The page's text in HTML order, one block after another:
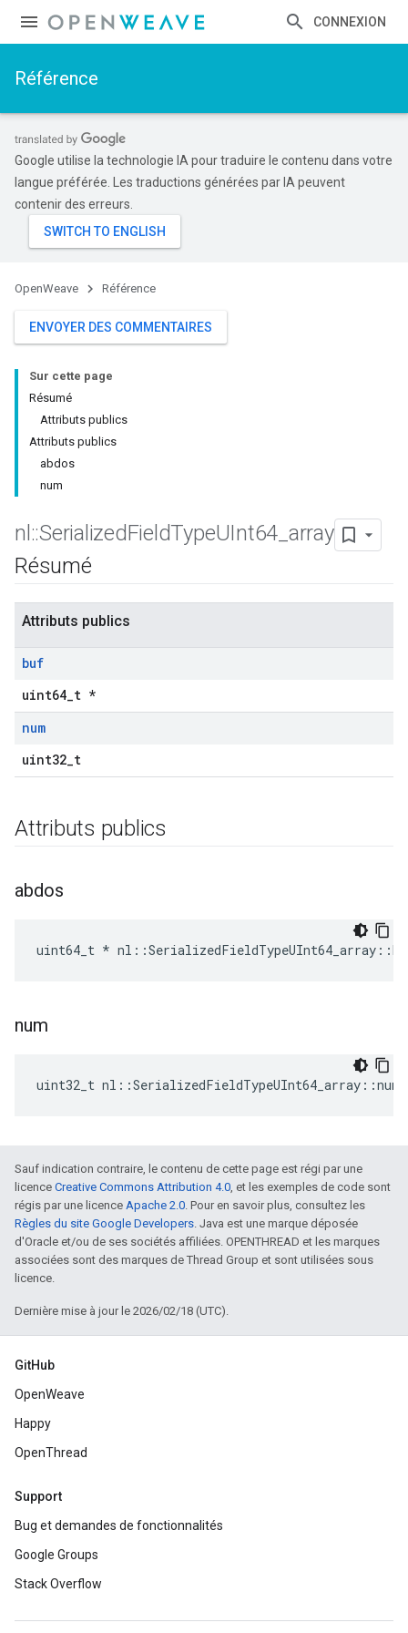
CONNEXION
Référence
Google utilise la technologie IA pour traduire le contenu dans votre
langue préférée. Les traductions générées par IA peuvent
contenir des erreurs.
OpenWeave Référence
ENVOYER DES COMMENTAIRES
Sur cette page
Résumé
Attributs publics
Attributs publics
abdos
num
nl ::SerializedFieldTypeUInt64 array
Résumé
Attributs publics
buf
uint64_t *
num
uint32_t
Attributs publics
abdos
uint64_t *
num
uint32_t nl::SerializedFieldTypeUInt64_array::num
Sauf indication contraire, le contenu de cette page est régi par une
licence Creative Commons Attribution 4.0, et les exemples de code sont
régis par une licence Apache 2.0. Pour en savoir plus, consultez les
Règles du site Google Developers. Java est une marque déposée
d'Oracle et/ou de ses sociétés affiliées. OPENTHREAD et les marques
associées sont des marques de Thread Group et sont utilisées sous
licence.
Dernière mise à jour le 2026/02/18 (UTC).
GitHub
OpenWeave
Happy
OpenThread
Support
Bug et demandes de fonctionnalités
Google Groups
Stack Overflow